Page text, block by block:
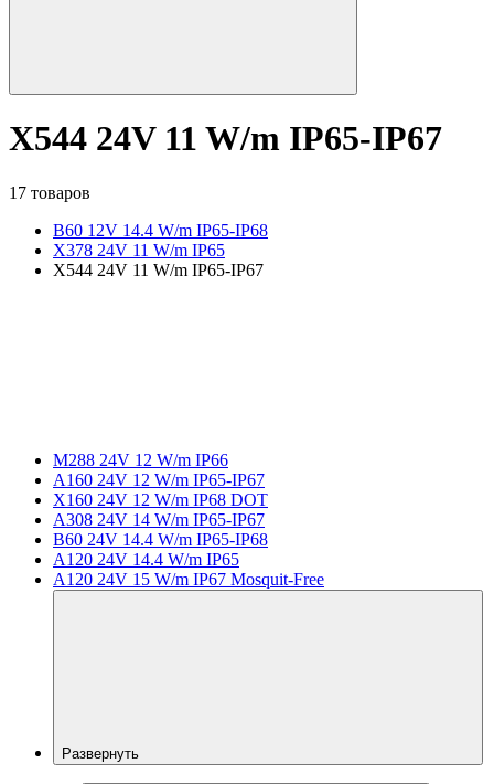
X544 24V 11 W/m IP65-IP67
17 товаров
B60 12V 14.4 W/m IP65-IP68
X378 24V 11 W/m IP65
X544 24V 11 W/m IP65-IP67
M288 24V 12 W/m IP66
A160 24V 12 W/m IP65-IP67
X160 24V 12 W/m IP68 DOT
A308 24V 14 W/m IP65-IP67
B60 24V 14.4 W/m IP65-IP68
A120 24V 14.4 W/m IP65
A120 24V 15 W/m IP67 Mosquit-Free
Развернуть